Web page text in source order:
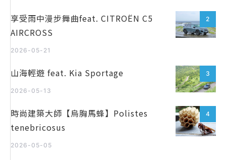
2
享受雨中漫步舞曲feat. CITROËN C5
AIRCROSS
2026-05-21
3
山海輕遊 feat. Kia Sportage
2026-05-13
4
時尚建築大師【烏胸馬蜂】Polistes
tenebricosus
2026-05-05